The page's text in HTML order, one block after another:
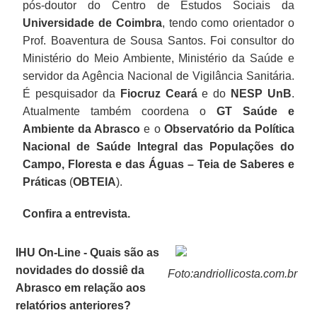
pós-doutor do Centro de Estudos Sociais da
Universidade de Coimbra, tendo como orientador o
Prof. Boaventura de Sousa Santos. Foi consultor do
Ministério do Meio Ambiente, Ministério da Saúde e
servidor da Agência Nacional de Vigilância Sanitária.
É pesquisador da
Fiocruz Cearáe do NESP UnB.
Atualmente também coordena o GT Saúde e
Ambiente da Abrasco e o Observatório da Política
Nacional de Saúde Integral das Populações do
Campo, Floresta e das Águas – Teia de Saberes e
Práticas (OBTEIA).
Confira a entrevista.
Foto:andriollicosta.com.br
IHU On-Line - Quais são as
novidades do dossiê da
Abrasco em relação aos
relatórios anteriores?